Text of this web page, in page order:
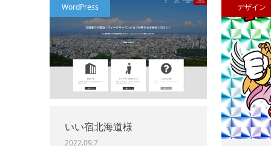
WordPress
いい宿北海道様
2022.09.7
デザイン